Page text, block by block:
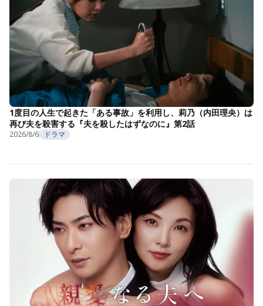
1度目の人生で起きた「ある事故」を利用し、莉乃（内田理央）は
再び夫を殺害する『夫を殺したはずなのに』第2話
2026/8/6 ドラマ